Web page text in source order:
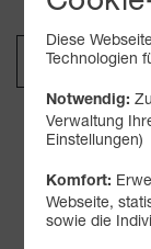
Kategorien
Diese
Technologien
Notwendig:
Verwaltung
Einstellungen)
Komfort:
Webseite,
sowie die